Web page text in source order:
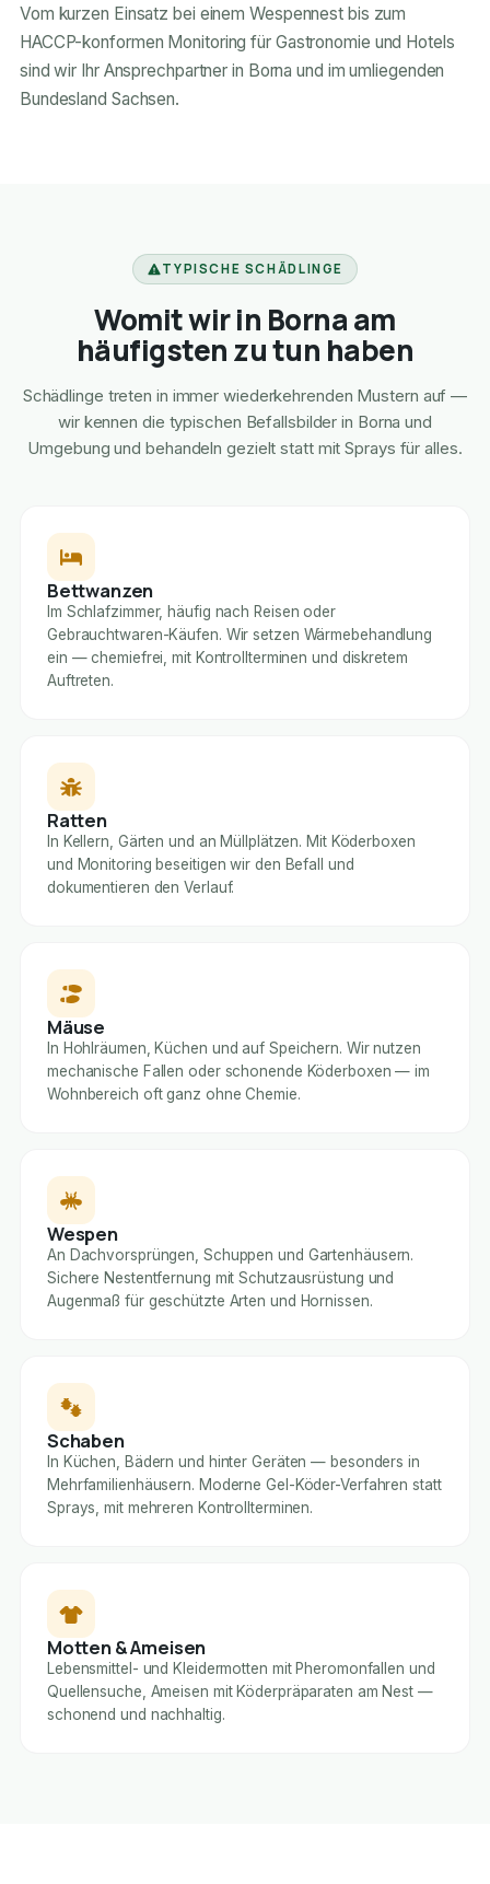
Vom kurzen Einsatz bei einem Wespennest bis zum
HACCP-konformen Monitoring für Gastronomie und Hotels
sind wir Ihr Ansprechpartner in Borna und im umliegenden
Bundesland Sachsen.
TYPISCHE SCHÄDLINGE
Womit wir in Borna am
häufigsten zu tun haben
Schädlinge treten in immer wiederkehrenden Mustern auf —
wir kennen die typischen Befallsbilder in Borna und
Umgebung und behandeln gezielt statt mit Sprays für alles.
Bettwanzen
Im Schlafzimmer, häufig nach Reisen oder
Gebrauchtwaren-Käufen. Wir setzen Wärmebehandlung
ein — chemiefrei, mit Kontrollterminen und diskretem
Auftreten.
Ratten
In Kellern, Gärten und an Müllplätzen. Mit Köderboxen
und Monitoring beseitigen wir den Befall und
dokumentieren den Verlauf.
Mäuse
In Hohlräumen, Küchen und auf Speichern. Wir nutzen
mechanische Fallen oder schonende Köderboxen — im
Wohnbereich oft ganz ohne Chemie.
Wespen
An Dachvorsprüngen, Schuppen und Gartenhäusern.
Sichere Nestentfernung mit Schutzausrüstung und
Augenmaß für geschützte Arten und Hornissen.
Schaben
In Küchen, Bädern und hinter Geräten — besonders in
Mehrfamilienhäusern. Moderne Gel-Köder-Verfahren statt
Sprays, mit mehreren Kontrollterminen.
Motten & Ameisen
Lebensmittel- und Kleidermotten mit Pheromonfallen und
Quellensuche, Ameisen mit Köderpräparaten am Nest —
schonend und nachhaltig.